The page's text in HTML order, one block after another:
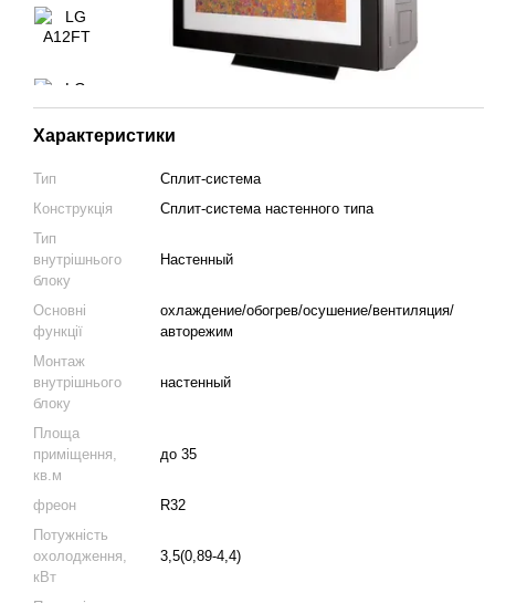
Характеристики
Тип
Сплит-система
Конструкція
Cплит-система настенного типа
Тип
внутрішнього
блоку
Настенный
Основні
функції
охлаждение/обогрев/осушение/вентиляция/
авторежим
Монтаж
внутрішнього
блоку
настенный
Площа
приміщення,
кв.м
до 35
фреон
R32
Потужність
охолодження,
кВт
3,5(0,89-4,4)